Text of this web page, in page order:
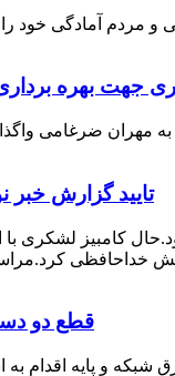
جهت بهره
تایید گزارش خبر
ممسنی بود.حال کامبیز
قطع دو
شبکه و پایه اقدام